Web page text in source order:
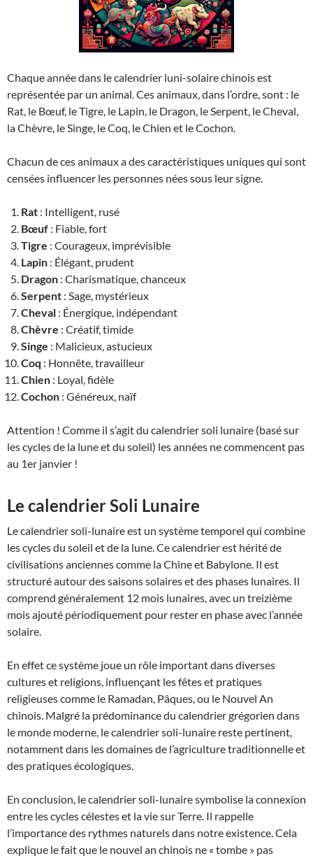
Chaque année dans le calendrier luni-solaire chinois est
représentée par un animal. Ces animaux, dans l’ordre, sont : le
Rat, le Bœuf, le Tigre, le Lapin, le Dragon, le Serpent, le Cheval,
la Chèvre, le Singe, le Coq, le Chien et le Cochon.
Chacun de ces animaux a des caractéristiques uniques qui sont
censées influencer les personnes nées sous leur signe.
Rat : Intelligent, rusé
Bœuf : Fiable, fort
Tigre : Courageux, imprévisible
Lapin : Élégant, prudent
Dragon : Charismatique, chanceux
Serpent : Sage, mystérieux
Cheval : Énergique, indépendant
Chèvre : Créatif, timide
Singe : Malicieux, astucieux
Coq : Honnête, travailleur
Chien : Loyal, fidèle
Cochon : Généreux, naïf
Attention ! Comme il s’agit du calendrier soli lunaire (basé sur
les cycles de la lune et du soleil) les années ne commencent pas
au 1er janvier !
Le calendrier Soli Lunaire
Le calendrier soli-lunaire est un système temporel qui combine
les cycles du soleil et de la lune. Ce calendrier est hérité de
civilisations anciennes comme la Chine et Babylone. Il est
structuré autour des saisons solaires et des phases lunaires. Il
comprend généralement 12 mois lunaires, avec un treizième
mois ajouté périodiquement pour rester en phase avec l’année
solaire.
En effet ce système joue un rôle important dans diverses
cultures et religions, influençant les fêtes et pratiques
religieuses comme le Ramadan, Pâques, ou le Nouvel An
chinois. Malgré la prédominance du calendrier grégorien dans
le monde moderne, le calendrier soli-lunaire reste pertinent,
notamment dans les domaines de l’agriculture traditionnelle et
des pratiques écologiques.
En conclusion, le calendrier soli-lunaire symbolise la connexion
entre les cycles célestes et la vie sur Terre. Il rappelle
l’importance des rythmes naturels dans notre existence. Cela
explique le fait que le nouvel an chinois ne « tombe » pas